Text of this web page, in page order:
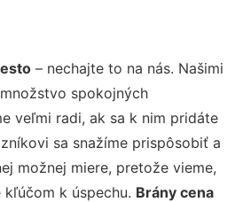
– nechajte to na nás. Našimi
spokojných
veľmi radi, ak sa k nim pridáte
sa snažíme prispôsobiť a
možnej miere, pretože vieme,
k úspechu. Brány cena